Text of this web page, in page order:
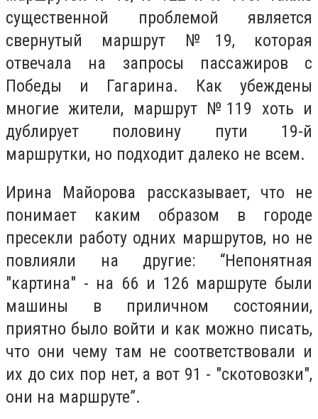
существенной проблемой является
свернутый маршрут №19, которая
отвечала на запросы пассажиров с
Победы и Гагарина. Как убеждены
многие жители, маршрут №119 хоть и
дублирует половину пути 19-й
маршрутки, но подходит далеко не всем.
Ирина Майорова рассказывает, что не
понимает каким образом в городе
пресекли работу одних маршрутов, но не
повлияли на другие: “Непонятная
"картина" - на 66 и 126 маршруте были
машины в приличном состоянии,
приятно было войти и как можно писать,
что они чему там не соответствовали и
их до сих пор нет, а вот 91 - "скотовозки",
они на маршруте”.